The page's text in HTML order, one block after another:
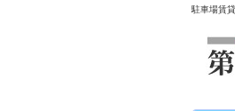
駐車場賃